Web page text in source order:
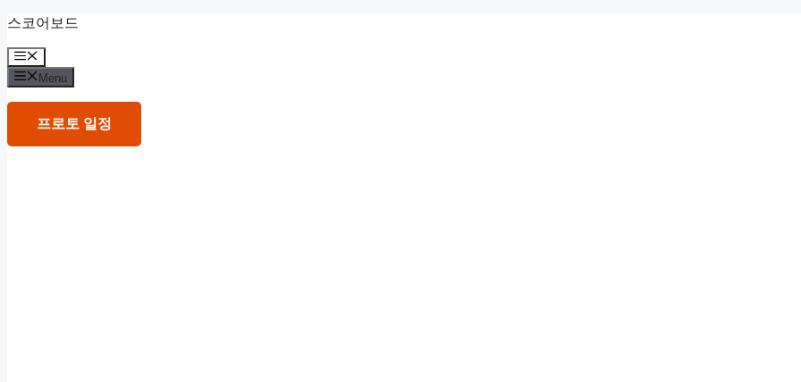
Skip
content
스코어보드
Menu
Menu
프로토 일정